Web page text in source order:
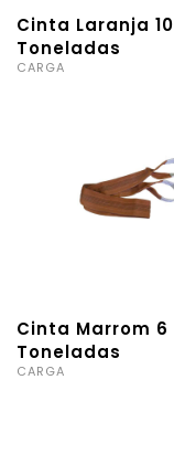
Cinta Laranja 10
Toneladas
CARGA
Cinta Marrom 6
Toneladas
CARGA